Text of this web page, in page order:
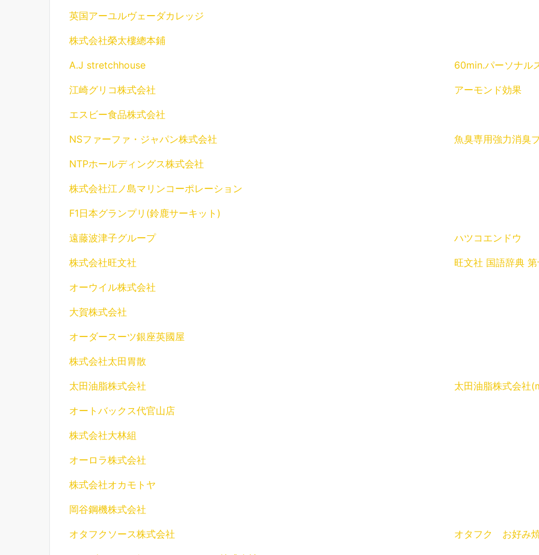
英国アーユルヴェーダカレッジ
株式会社榮太樓總本鋪
A.J stretchhouse 60min.パーソナル
江崎グリコ株式会社 アーモンド効果
エスビー食品株式会社
NSファーファ・ジャパン株式会社 魚臭専用強力消臭
NTPホールディングス株式会社
株式会社江ノ島マリンコーポレーション
F1日本グランプリ(鈴鹿サーキット)
遠藤波津子グループ ハツコエンドウ
株式会社旺文社 旺文社 国語辞典 第
オーウイル株式会社
大賀株式会社
オーダースーツ銀座英國屋
株式会社太田胃散
太田油脂株式会社 太田油脂株式会社
オートバックス代官山店
株式会社大林組
オーロラ株式会社
株式会社オカモトヤ
岡谷鋼機株式会社
オタフクソース株式会社 オタフク お好み